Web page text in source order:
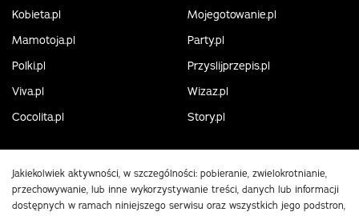
Kobieta.pl
Mojegotowanie.pl
Mamotoja.pl
Party.pl
Polki.pl
Przyslijprzepis.pl
Viva.pl
Wizaz.pl
Cocolita.pl
Story.pl
Jakiekolwiek aktywności, w szczególności: pobieranie, zwielokrotnianie,
przechowywanie, lub inne wykorzystywanie treści, danych lub informacji
dostępnych w ramach niniejszego serwisu oraz wszystkich jego podstron,